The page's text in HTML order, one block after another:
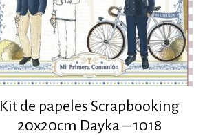
Kit de papeles Scrapbooking
20x20cm Dayka – 1018